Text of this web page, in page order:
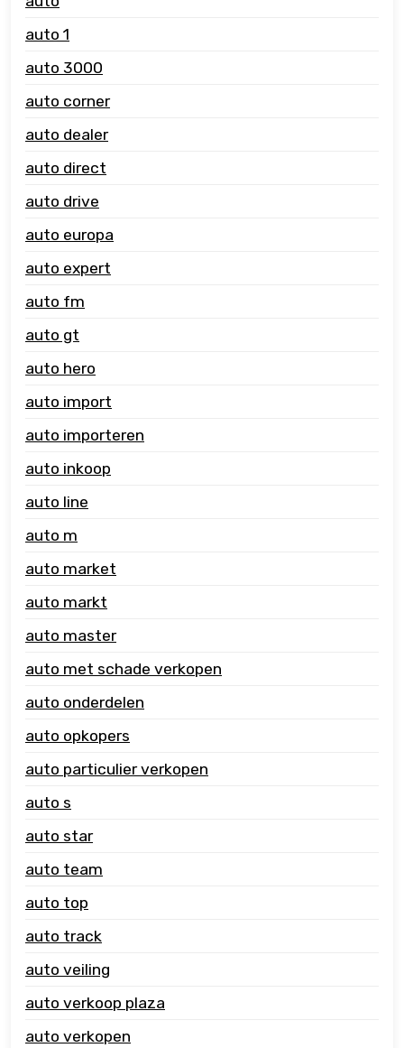
auto 1
auto 3000
auto corner
auto dealer
auto direct
auto drive
auto europa
auto expert
auto fm
auto gt
auto hero
auto import
auto importeren
auto inkoop
auto line
auto m
auto market
auto markt
auto master
auto met schade verkopen
auto onderdelen
auto opkopers
auto particulier verkopen
auto s
auto star
auto team
auto top
auto track
auto veiling
auto verkoop plaza
auto verkopen